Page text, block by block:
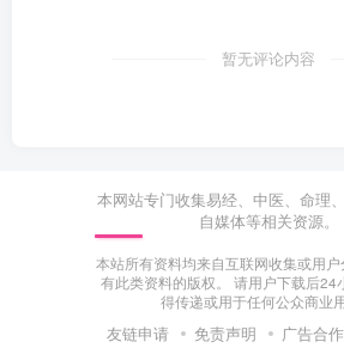
暂无评论内容
本网站专门收集易经、中医、命理、
自媒体等相关资源。
本站所有资料均来自互联网收集或用
有此类资料的版权。 请用户下载后24
得传递或用于任何公众商业用
友链申请 免责声明 广告合作